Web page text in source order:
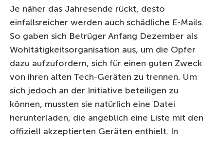
Je näher das Jahresende rückt, desto
einfallsreicher werden auch schädliche E-Mails.
So gaben sich Betrüger Anfang Dezember als
Wohltätigkeitsorganisation aus, um die Opfer
dazu aufzufordern, sich für einen guten Zweck
von ihren alten Tech-Geräten zu trennen. Um
sich jedoch an der Initiative beteiligen zu
können, mussten sie natürlich eine Datei
herunterladen, die angeblich eine Liste mit den
offiziell akzeptierten Geräten enthielt. In